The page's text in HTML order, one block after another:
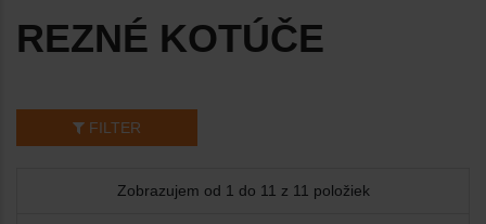
REZNÉ KOTÚČE
FILTER
Zobrazujem od 1 do 11 z 11 položiek